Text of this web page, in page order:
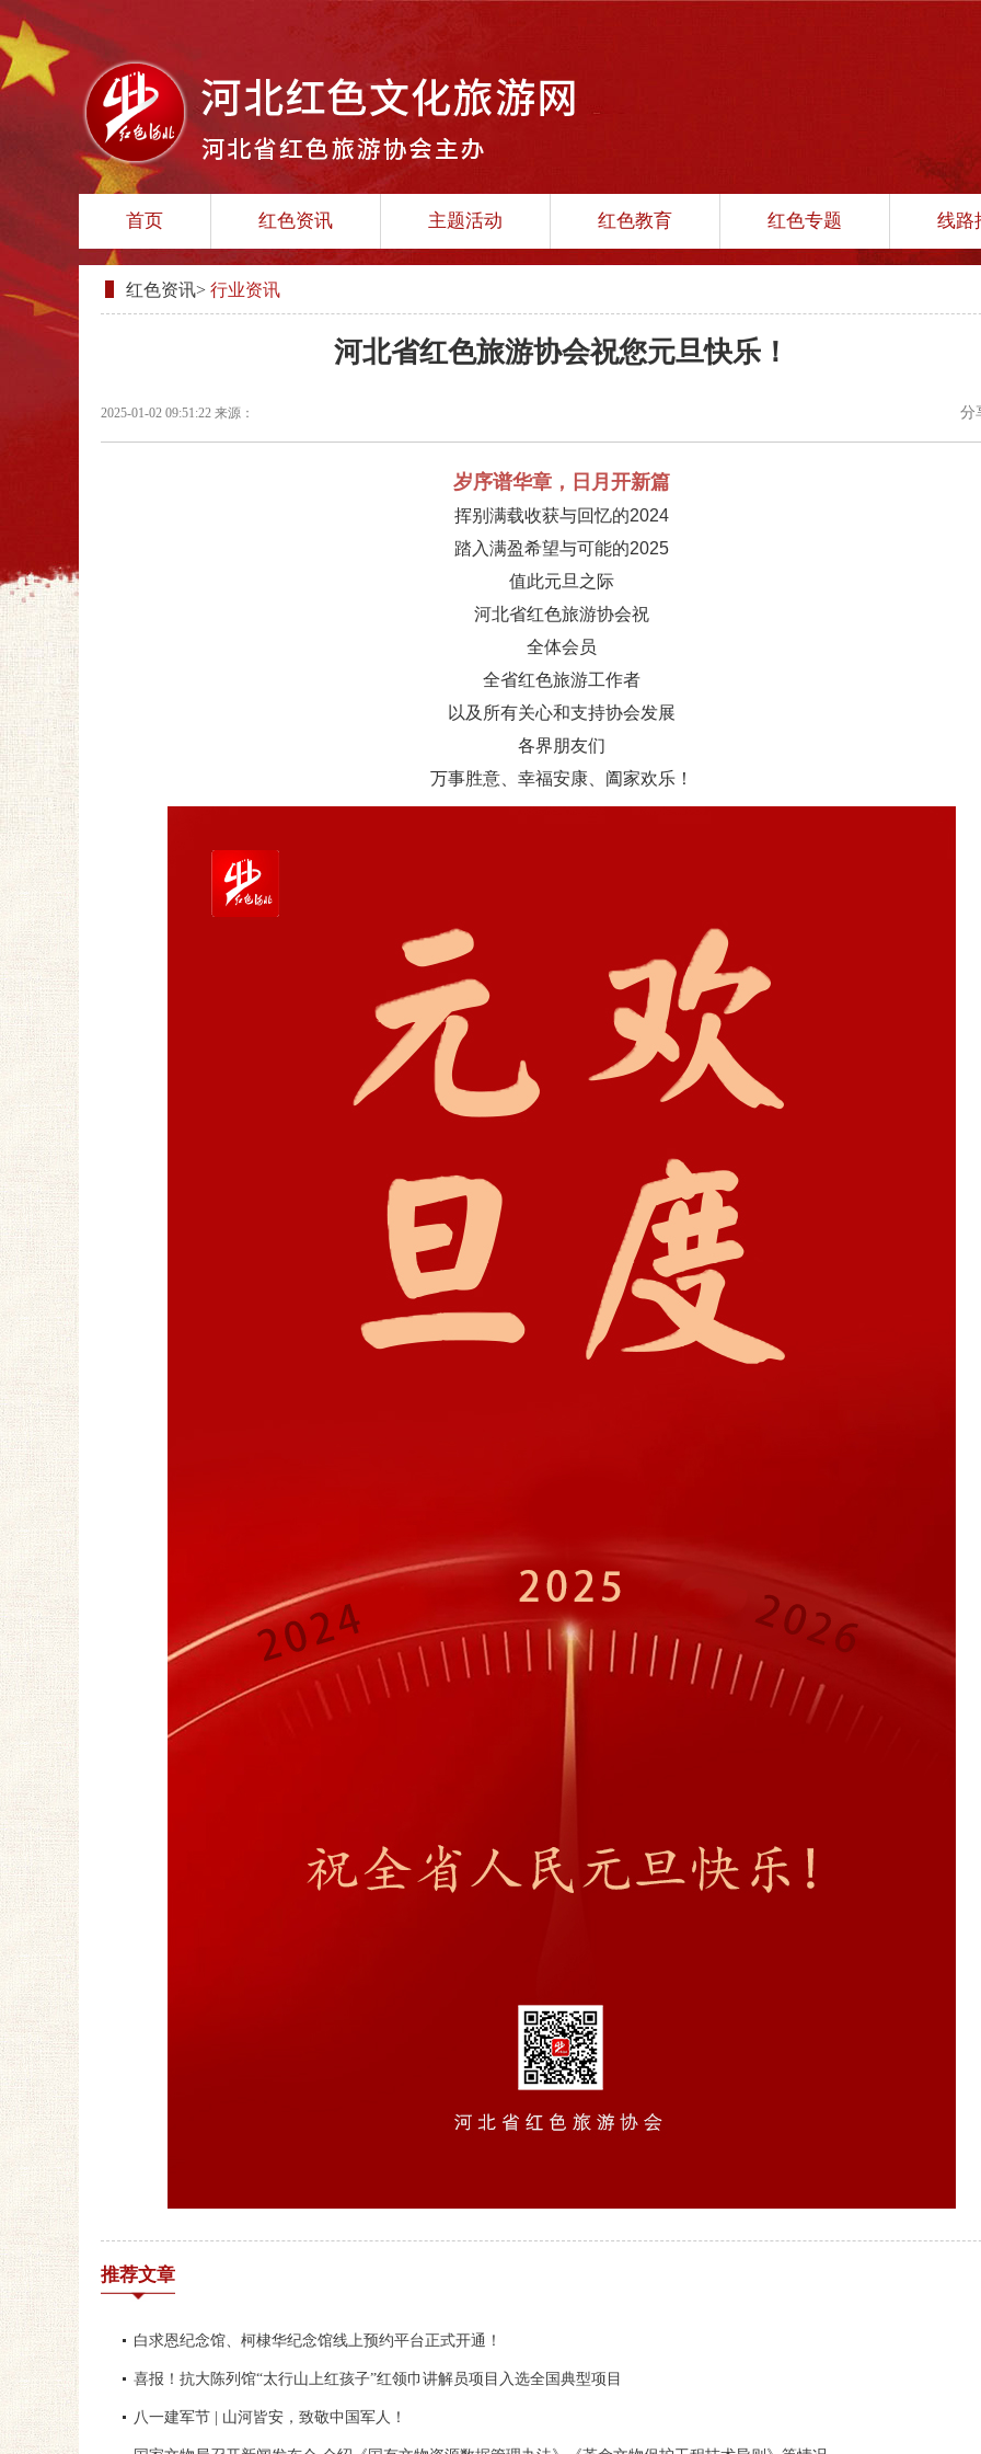
首页 红色资讯 主题活动 红色教育 红色专题 线路
红色资讯> 行业资讯
河北省红色旅游协会祝您元旦快乐！
2025-01-02 09:51:22 来源： 分
岁序谱华章，日月开新篇
挥别满载收获与回忆的2024
踏入满盈希望与可能的2025
值此元旦之际
河北省红色旅游协会祝
全体会员
全省红色旅游工作者
以及所有关心和支持协会发展
各界朋友们
万事胜意、幸福安康、阖家欢乐！
推荐文章
白求恩纪念馆、柯棣华纪念馆线上预约平台正式开通！
喜报！抗大陈列馆“太行山上红孩子”红领巾讲解员项目入选全国典型项目
八一建军节 | 山河皆安，致敬中国军人！